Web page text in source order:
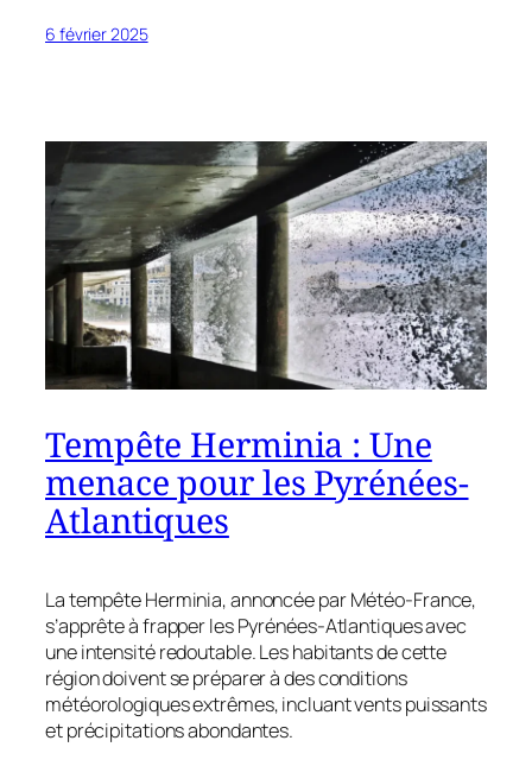
6 février 2025
Tempête Herminia : Une
menace pour les Pyrénées-
Atlantiques
La tempête Herminia, annoncée par Météo-France,
s’apprête à frapper les Pyrénées-Atlantiques avec
une intensité redoutable. Les habitants de cette
région doivent se préparer à des conditions
météorologiques extrêmes, incluant vents puissants
et précipitations abondantes.